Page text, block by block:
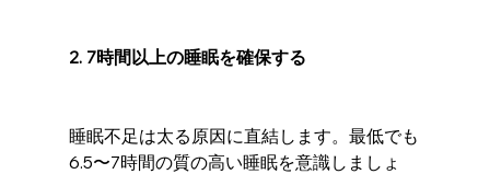
2. 7時間以上の睡眠を確保する
睡眠不足は太る原因に直結します。最低でも
6.5〜7時間の質の高い睡眠を意識しましょ